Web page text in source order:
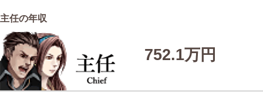
主任の年収
752.1万円